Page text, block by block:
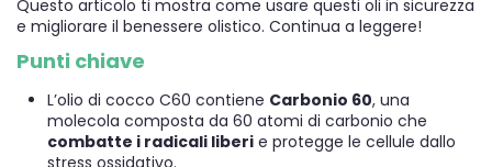
Questo articolo ti mostra come usare questi oli in sicurezza
e migliorare il benessere olistico. Continua a leggere!
Punti chiave
L’olio di cocco C60 contiene Carbonio 60, una
molecola composta da 60 atomi di carbonio che
combatte i radicali liberi e protegge le cellule dallo